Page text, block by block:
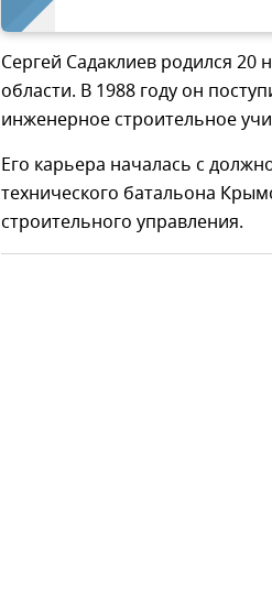
Сергей Садаклиев родился 20
области. В 1988 году он
инженерное строительное
Его карьера началась с
технического батальона
строительного управления.